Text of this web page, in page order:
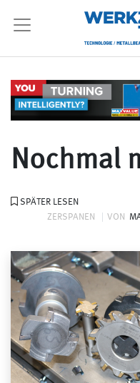
Nochmal
SPÄTER LESEN
ZERSPANEN
VON